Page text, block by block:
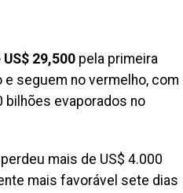
29,500 pela primeira
seguem no vermelho, com
bilhões evaporados no
mais de US$ 4.000
mais favorável sete dias